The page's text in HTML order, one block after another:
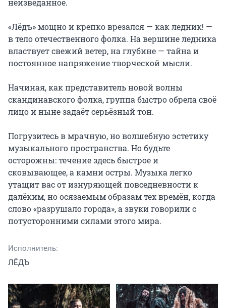
неизведанное.
«Лëдъ» мощно и крепко врезался — как ледник! —
в тело отечественного фолка. На вершине ледника
властвует свежий ветер, на глубине — тайна и
постоянное напряжение творческой мысли.
Начиная, как представитель новой волны
скандинавского фолка, группа быстро обрела своë
лицо и ныне задаëт серьëзный тон.
Погрузитесь в мрачную, но волшебную эстетику
музыкального пространства. Но будьте
осторожны: течение здесь быстрое и
сковывающее, а камни остры. Музыка легко
утащит вас от изнуряющей повседневности к
далëким, но осязаемым образам тех времëн, когда
слово «разрушало города», а звуки говорили с
потусторонними силами этого мира.
Исполнитель:
ЛЁДЪ